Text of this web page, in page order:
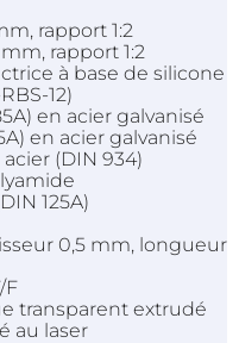
rapport 1:2
rapport 1:2
à base de silicone
12)
en acier galvanisé
en acier galvanisé
(DIN 934)
125A)
0,5 mm, longueur
F
transparent extrudé
au laser